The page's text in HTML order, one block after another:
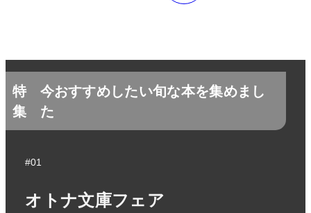
特
集
今おすすめしたい旬な本を集めまし
た
#01
オトナ文庫フェア